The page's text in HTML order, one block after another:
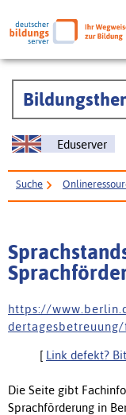
Eduserver
Suche
h t t p s : / / w w w . b e r l i n
d e r t a g e s b e t r e u u n g
[ Link defekt?
Die Seite gibt
Sprachförderung in